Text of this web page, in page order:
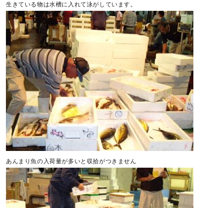
生きている物は水槽に入れて泳がしています。
あんまり魚の入荷量が多いと収拾がつきません